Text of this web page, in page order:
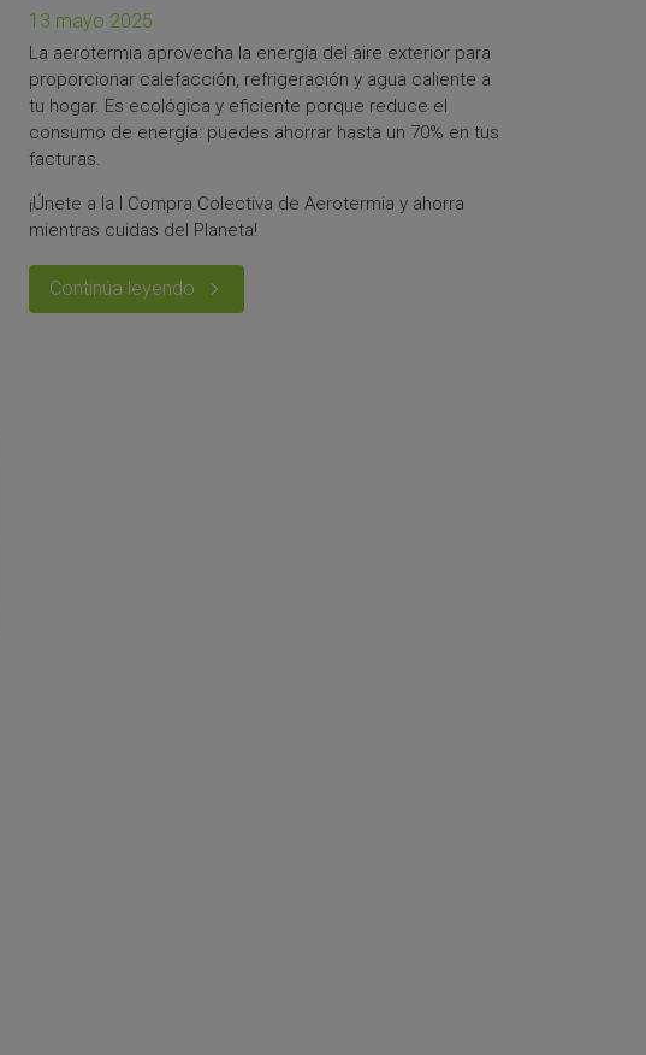
13 mayo 2025
La aerotermia aprovecha la energía del aire exterior para
proporcionar calefacción, refrigeración y agua caliente a
tu hogar. Es ecológica y eficiente porque reduce el
consumo de energía: puedes ahorrar hasta un 70% en tus
facturas.
¡Únete a la I Compra Colectiva de Aerotermia y ahorra
mientras cuidas del Planeta!
Continúa leyendo